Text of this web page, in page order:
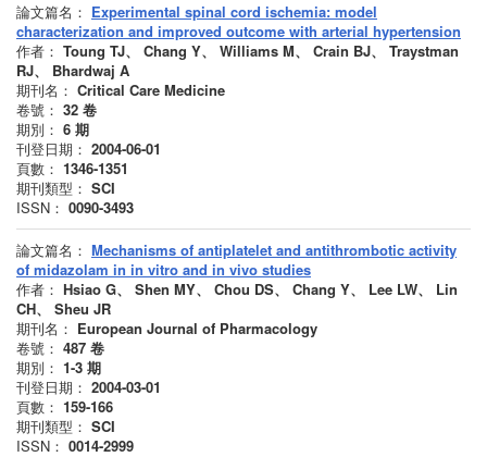
論文篇名： Experimental spinal cord ischemia: model
characterization and improved outcome with arterial hypertension
作者： Toung TJ、 Chang Y、 Williams M、 Crain BJ、 Traystman
RJ、 Bhardwaj A
期刊名： Critical Care Medicine
卷號： 32 卷
期別： 6 期
刊登日期： 2004-06-01
頁數： 1346-1351
期刊類型： SCI
ISSN： 0090-3493
論文篇名： Mechanisms of antiplatelet and antithrombotic activity
of midazolam in in vitro and in vivo studies
作者： Hsiao G、 Shen MY、 Chou DS、 Chang Y、 Lee LW、 Lin
CH、 Sheu JR
期刊名： European Journal of Pharmacology
卷號： 487 卷
期別： 1-3 期
刊登日期： 2004-03-01
頁數： 159-166
期刊類型： SCI
ISSN： 0014-2999